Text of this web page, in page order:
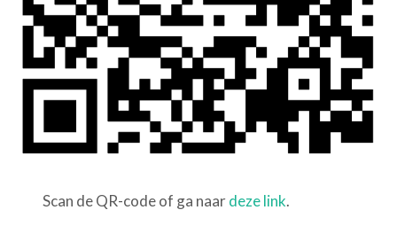
Scan de QR-code of ga naardeze link.